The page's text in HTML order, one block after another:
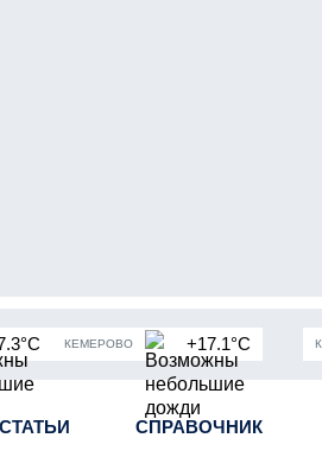
КЕМЕРОВО +17.1°C
СТАТЬИ СПРАВОЧНИК
мобилизация в России Угольная